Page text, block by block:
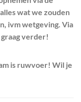
wat we zouden
ivm wetgeving. Via
verder!
is ruwvoer! Wil je